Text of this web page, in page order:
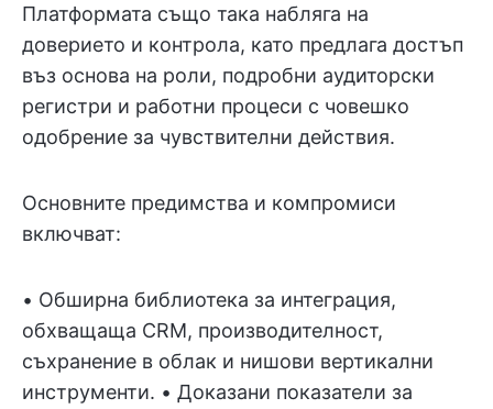
Платформата също така набляга на
доверието и контрола, като предлага достъп
въз основа на роли, подробни аудиторски
регистри и работни процеси с човешко
одобрение за чувствителни действия.
Основните предимства и компромиси
включват:
• Обширна библиотека за интеграция,
обхващаща CRM, производителност,
съхранение в облак и нишови вертикални
инструменти. • Доказани показатели за